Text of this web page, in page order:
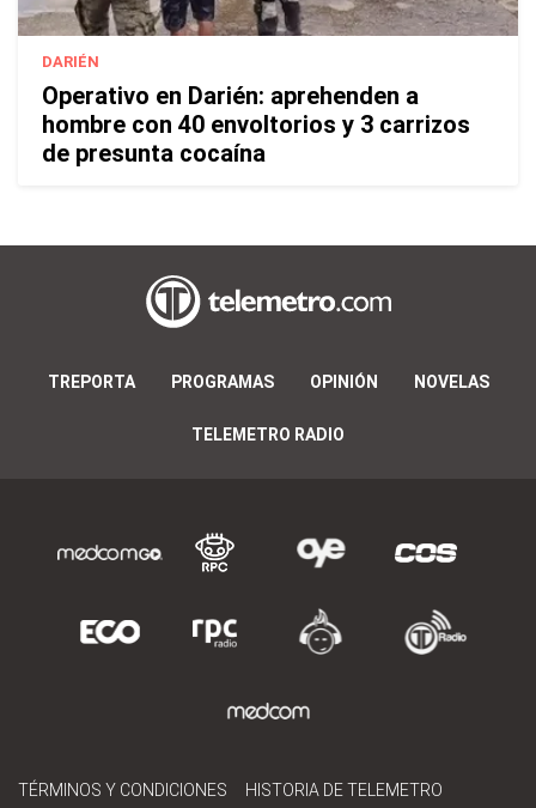
DARIÉN
Operativo en Darién: aprehenden a
hombre con 40 envoltorios y 3 carrizos
de presunta cocaína
TREPORTA PROGRAMAS OPINIÓN NOVELAS
TELEMETRO RADIO
TÉRMINOS Y CONDICIONES HISTORIA DE TELEMETRO